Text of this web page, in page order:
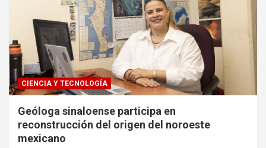
CIENCIA Y TECNOLOGÍA
Geóloga sinaloense participa en
reconstrucción del origen del noroeste
mexicano